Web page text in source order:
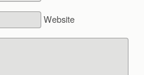
Website